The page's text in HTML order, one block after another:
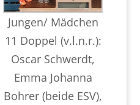
Jungen/ Mädchen
11 Doppel (v.l.n.r.):
Oscar Schwerdt,
Emma Johanna
Bohrer (beide ESV),